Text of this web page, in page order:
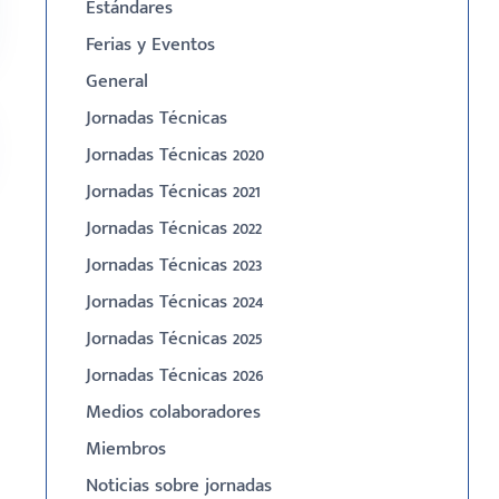
Estándares
Ferias y Eventos
General
Jornadas Técnicas
Jornadas Técnicas 2020
Jornadas Técnicas 2021
Jornadas Técnicas 2022
Jornadas Técnicas 2023
Jornadas Técnicas 2024
Jornadas Técnicas 2025
Jornadas Técnicas 2026
Medios colaboradores
Miembros
Noticias sobre jornadas